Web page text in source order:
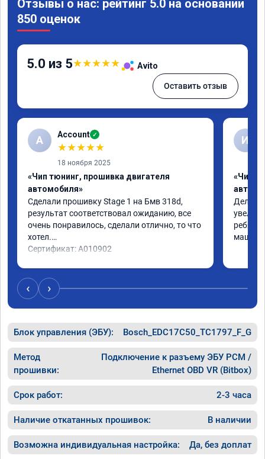
Отзывы о нас: рейтинг 5.0 на основании
850 оценок
5.0 из 5★★★★★ Avito
Оставить отзыв
A Account ✓
★★★★★
18 ноября 2025
«Чип тюнинг, прошивка двигателя
автомобиля»
Сделали прошивку Stage 1 на Бмв 318d,
результат соответствовал ожиданию, все
очень понравилось, сделали отлично, то что
хотел.
Сертификат: A010902
И
«Чип
Делали
ребята
машина
‹ ›
Блок управления (ЭБУ): Bosch_EDC17C50_TC1797_F_G
Метод
прошивки:
Подключение к разъему ЭБУ PCM /
Ethernet OBD VR (Bitbox)
Срок работ: 2-3 часа
Наличие откатанных прошивок: В наличии
Возможна индивидуальная настройка: Да, без доплат